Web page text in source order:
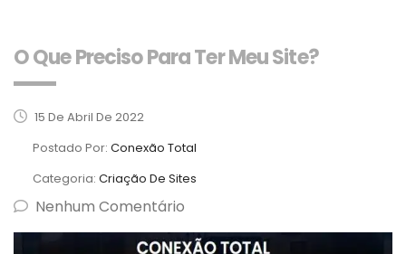
O Que Preciso Para Ter Meu Site?
15 De Abril De 2022
Postado Por: Conexão Total
Categoria: Criação De Sites
Nenhum Comentário